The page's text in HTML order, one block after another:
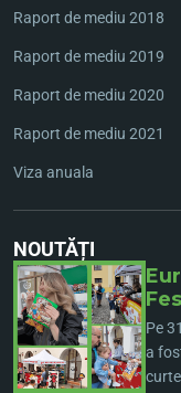
Raport de mediu 2018
Raport de mediu 2019
Raport de mediu 2020
Raport de mediu 2021
Viza anuala
NOUTĂȚI
Pe
a